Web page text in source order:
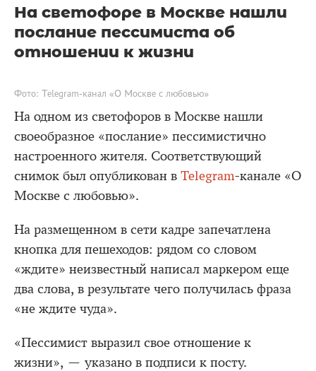
На светофоре в Москве нашли
послание пессимиста об
отношении к жизни
Фото: Telegram-канал «О Москве с любовью»
На одном из светофоров в Москве нашли
своеобразное «послание» пессимистично
настроенного жителя. Соответствующий
снимок был опубликован в Telegram-канале «О
Москве с любовью».
На размещенном в сети кадре запечатлена
кнопка для пешеходов: рядом со словом
«ждите» неизвестный написал маркером еще
два слова, в результате чего получилась фраза
«не ждите чуда».
«Пессимист выразил свое отношение к
жизни», — указано в подписи к посту.